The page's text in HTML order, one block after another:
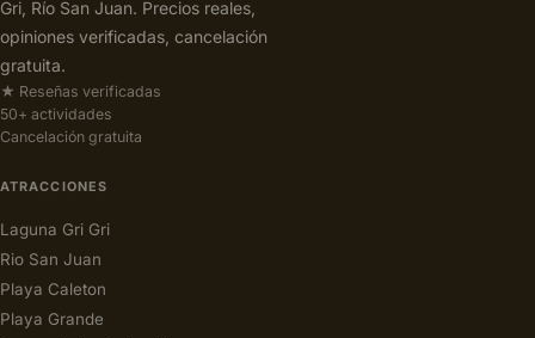
Gri, Río San Juan. Precios reales,
opiniones verificadas, cancelación
gratuita.
★ Reseñas verificadas
50+ actividades
Cancelación gratuita
ATRACCIONES
Laguna Gri Gri
Rio San Juan
Playa Caleton
Playa Grande